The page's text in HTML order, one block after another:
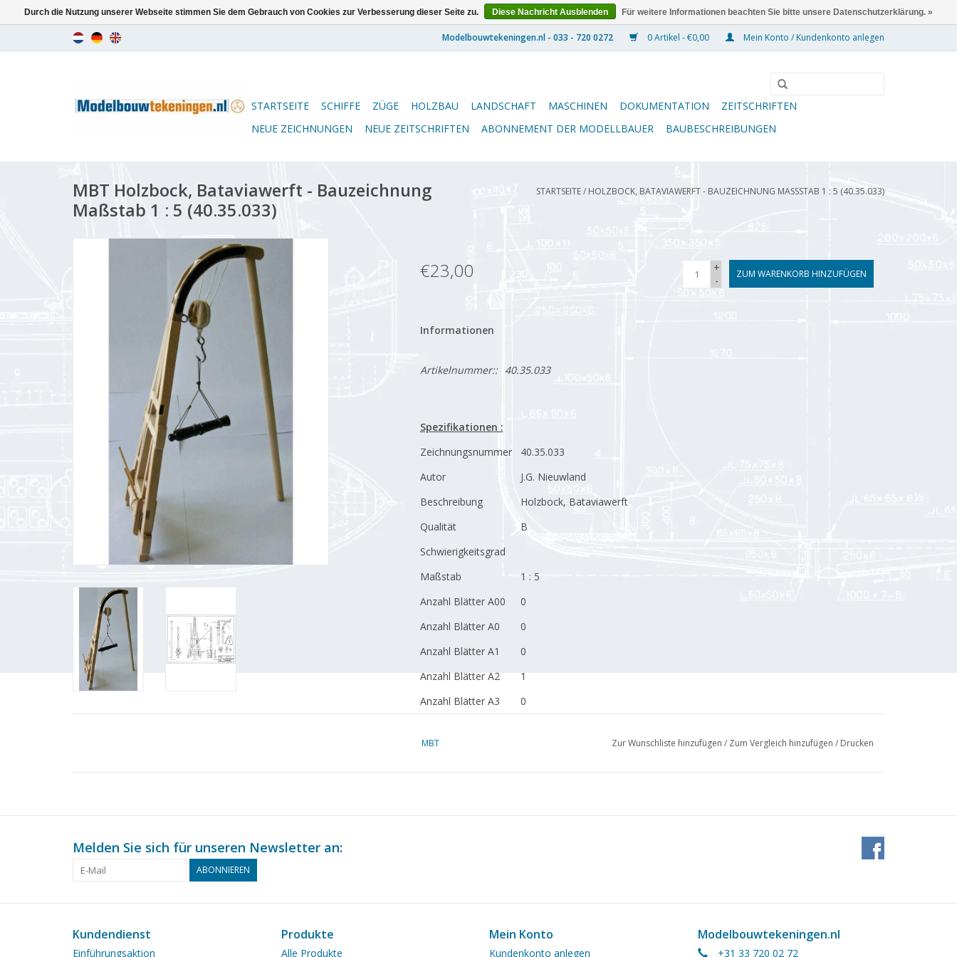
0 Artikel - €0,00 Mein Konto / Kundenkonto anlegen
STARTSEITE SCHIFFE ZÜGE HOLZBAU LANDSCHAFT MASCHINEN DOKUMENTATION
ZEITSCHRIFTEN
NEUE ZEICHNUNGEN
NEUE ZEITSCHRIFTEN ABONNEMENT DER MODELLBAUER BAUBESCHREIBUNGEN
MBT Holzbock, Bataviawerft - Bauzeichnung
Maßstab 1 : 5 (40.35.033)
STARTSEITE/ HOLZBOCK, BATAVIAWERFT - BAUZEICHNUNG MASSSTAB 1 : 5 (40.35.033)
€23,00
+
-
ZUM WARENKORB HINZUFÜGEN
Informationen
Artikelnummer:: 40.35.033
Spezifikationen :
Zeichnungsnummer
40.35.033
Autor
J.G. Nieuwland
Beschreibung
Holzbock, Bataviawerft
Qualität
B
Schwierigkeitsgrad
Maßstab
1 : 5
Anzahl Blätter A00
0
Anzahl Blätter A0
0
Anzahl Blätter A1
0
Anzahl Blätter A2
1
Anzahl Blätter A3
0
Gesamtzahl der
MBT Zur Wunschliste hinzufügen / Zum Vergleich hinzufügen / Drucken
Melden Sie sich für unseren Newsletter an:
ABONNIEREN
Kundendienst
Einführungsaktion
Produkte
Alle Produkte
Mein Konto
Kundenkonto anlegen
Modelbouwtekeningen.nl
+31 33 720 02 72
Durch die Nutzung unserer Webseite stimmen Sie dem Gebrauch von Cookies zur Verbesserung dieser Seite zu. Diese Nachricht Ausblenden Für weitere Informationen beachten Sie bitte unsere Datenschutzerklärung. »